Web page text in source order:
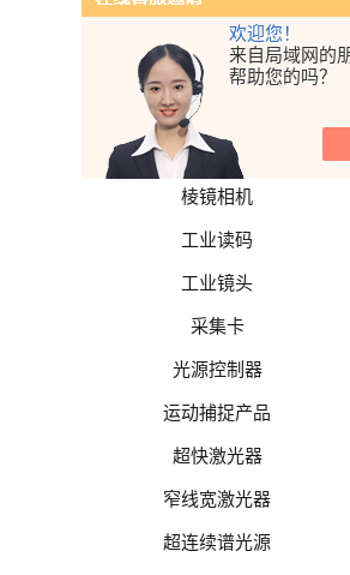
欢迎您！
来自局域网的
帮助您的吗？
面阵相机
特殊相机
高分辨率相机
高速相机
棱镜相机
工业读码
工业镜头
采集卡
光源控制器
运动捕捉产品
超快激光器
窄线宽激光器
超连续谱光源